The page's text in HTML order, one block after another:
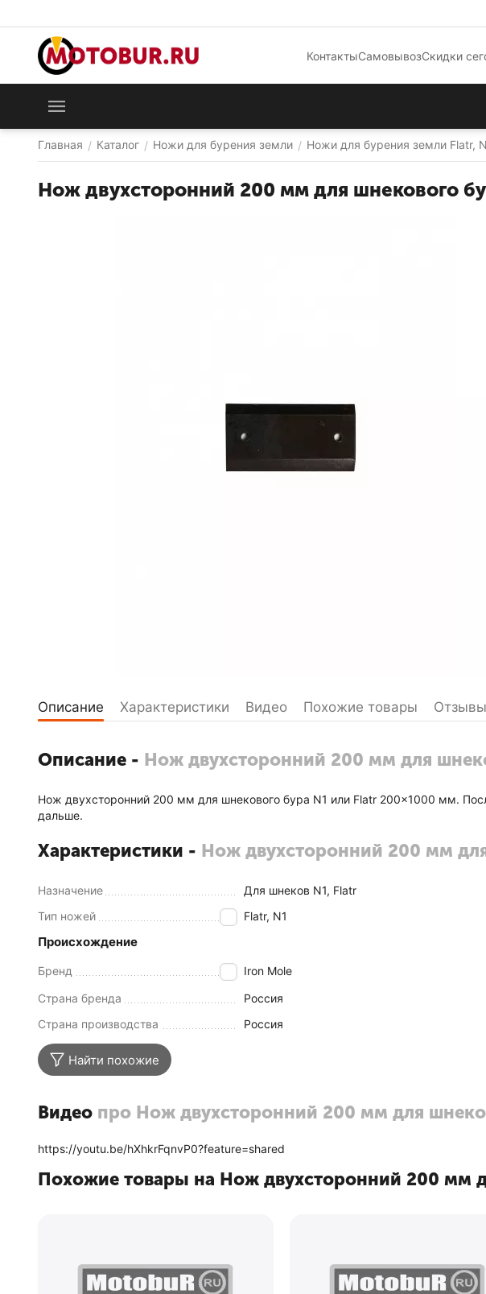
КонтактыСамовывозСкидки
Главная / Каталог / Ножи для бурения земли / Ножи для бурения земли Flatr,
Нож двухсторонний 200 мм для шнекового
Описание Характеристики Видео Похожие товары Отзывы
Описание - Нож двухсторонний 200 мм для
Нож двухсторонний 200 мм для шнекового бура N1 или Flatr 200x1000 мм.
дальше.
Характеристики - Нож двухсторонний 200 мм
Назначение
Для шнеков N1, Flatr
Тип ножей
Flatr, N1
Происхождение
Бренд
Iron Mole
Страна бренда
Россия
Страна производства
Россия
Найти похожие
Видео про Нож двухсторонний 200 мм для
https://youtu.be/hXhkrFqnvP0?feature=shared
Похожие товары на Нож двухсторонний 200 мм